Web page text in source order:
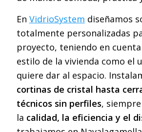
En VidrioSystem diseñamos
totalmente personalizadas
proyecto, teniendo en
estilo de la vivienda como el
quiere dar al espacio.
cortinas de cristal hasta
técnicos sin perfiles,
la calidad, la eficiencia y el